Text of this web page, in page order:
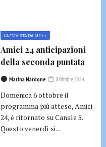
LA TV VISTA DA ME >>
Amici 24 anticipazioni
della seconda puntata
Marina Nardone 8 Ottobre 2024
Domenica 6 ottobre il
programma più atteso, Amici
24, è ritornato su Canale 5.
Questo venerdì si...